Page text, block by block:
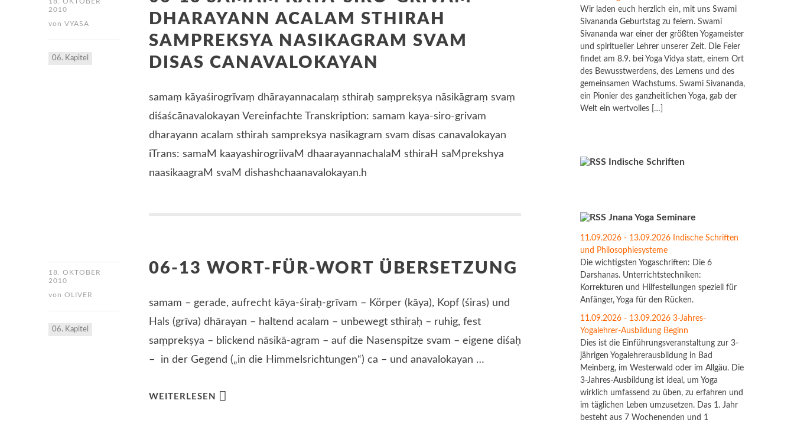
2010
von VYASA
06. Kapitel
DHARAYANN ACALAM STHIRAH
SAMPREKSYA NASIKAGRAM SVAM
DISAS CANAVALOKAYAN
samaṃ kāyaśirogrīvaṃ dhārayannacalaṃ sthiraḥ saṃprekṣya nāsikāgraṃ svaṃ
diśaścānavalokayan Vereinfachte Transkription: samam kaya-siro-grivam
dharayann acalam sthirah sampreksya nasikagram svam disas canavalokayan
iTrans: samaM kaayashirogriivaM dhaarayannachalaM sthiraH saMprekshya
naasikaagraM svaM dishashchaanavalokayan.h
18. OKTOBER
2010
von OLIVER
06. Kapitel
06-13 WORT-FÜR-WORT ÜBERSETZUNG
samam – gerade, aufrecht kāya-śiraḥ-grīvam – Körper (kāya), Kopf (śiras) und
Hals (grīva) dhārayan – haltend acalam – unbewegt sthiraḥ – ruhig, fest
saṃprekṣya – blickend nāsikā-agram – auf die Nasenspitze svam – eigene diśaḥ
– in der Gegend („in die Himmelsrichtungen“) ca – und anavalokayan …
WEITERLESEN
Wir laden euch herzlich ein, mit uns Swami
Sivananda Geburtstag zu feiern. Swami
Sivananda war einer der größten Yogameister
und spiritueller Lehrer unserer Zeit. Die Feier
findet am 8.9. bei Yoga Vidya statt, einem Ort
des Bewusstwerdens, des Lernens und des
gemeinsamen Wachstums. Swami Sivananda,
ein Pionier des ganzheitlichen Yoga, gab der
Welt ein wertvolles […]
Indische Schriften
Jnana Yoga Seminare
11.09.2026 - 13.09.2026 Indische Schriften
und Philosophiesysteme
Die wichtigsten Yogaschriften: Die 6
Darshanas. Unterrichtstechniken:
Korrekturen und Hilfestellungen speziell für
Anfänger, Yoga für den Rücken.
11.09.2026 - 13.09.2026 3-Jahres-
Yogalehrer-Ausbildung Beginn
Dies ist die Einführungsveranstaltung zur 3-
jährigen Yogalehrerausbildung in Bad
Meinberg, im Westerwald oder im Allgäu. Die
3-Jahres-Ausbildung ist ideal, um Yoga
wirklich umfassend zu üben, zu erfahren und
im täglichen Leben umzusetzen. Das 1. Jahr
besteht aus 7 Wochenenden und 1